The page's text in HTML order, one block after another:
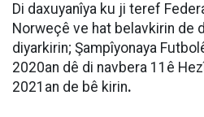
Di daxuyanîya ku ji teref
Norweçê ve hat belavkirin de
diyarkirin; Şampîyonaya
2020an dê di navbera 11ê
2021an de bê kirin.